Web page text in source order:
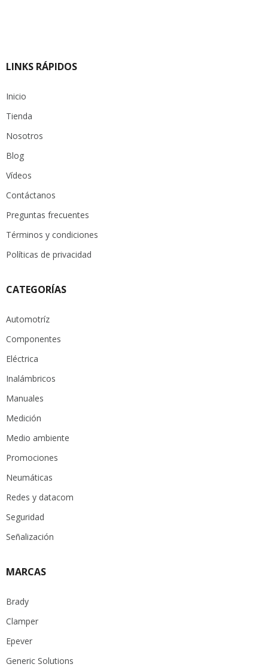
LINKS RÁPIDOS
Inicio
Tienda
Nosotros
Blog
Vídeos
Contáctanos
Preguntas frecuentes
Términos y condiciones
Políticas de privacidad
CATEGORÍAS
Automotríz
Componentes
Eléctrica
Inalámbricos
Manuales
Medición
Medio ambiente
Promociones
Neumáticas
Redes y datacom
Seguridad
Señalización
MARCAS
Brady
Clamper
Epever
Generic Solutions